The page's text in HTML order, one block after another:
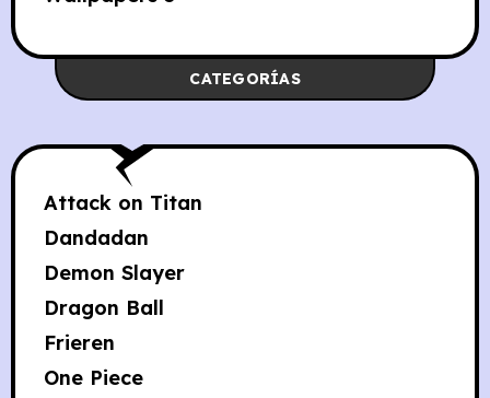
CATEGORÍAS
Attack on Titan
Dandadan
Demon Slayer
Dragon Ball
Frieren
One Piece